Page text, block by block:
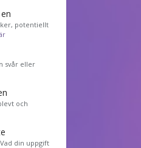
potentiellt
svår eller
och
din uppgift